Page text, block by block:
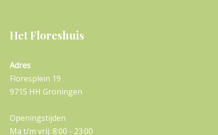
Het Floreshuis
Adres
Floresplein 19
9715 HH Groningen
Openingstijden
Ma t/m vrij: 8:00 - 23:00